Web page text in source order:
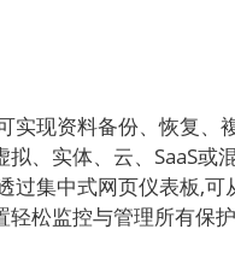
实现资料备份、恢复、
、实体、云、SaaS或
过集中式网页仪表板,可
轻松监控与管理所有保护